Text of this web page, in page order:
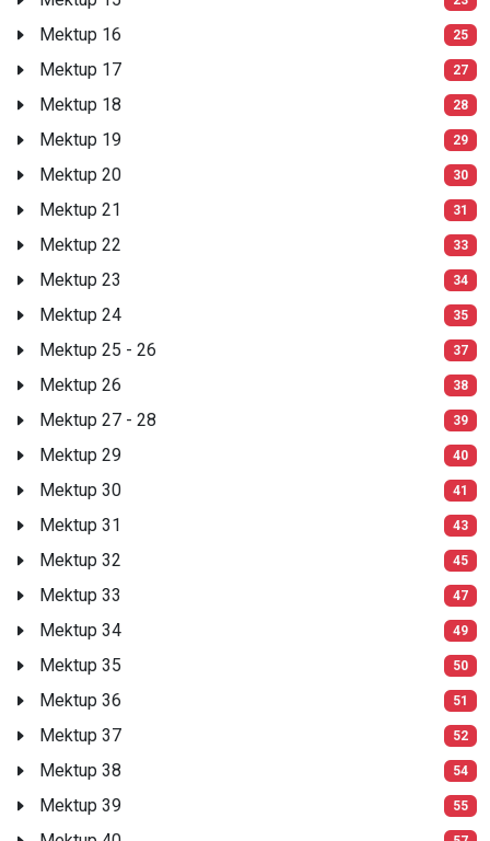
Mektup 16 25
Mektup 17 27
Mektup 18 28
Mektup 19 29
Mektup 20 30
Mektup 21 31
Mektup 22 33
Mektup 23 34
Mektup 24 35
Mektup 25 - 26 37
Mektup 26 38
Mektup 27 - 28 39
Mektup 29 40
Mektup 30 41
Mektup 31 43
Mektup 32 45
Mektup 33 47
Mektup 34 49
Mektup 35 50
Mektup 36 51
Mektup 37 52
Mektup 38 54
Mektup 39 55